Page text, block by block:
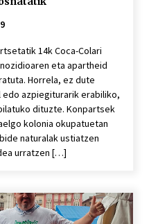
14k Coca-Colari
eta apartheid
Horrela, ez dute
azpiegiturarik erabiliko,
dituzte. Konpartsek
kolonia okupatuetan
naturalak ustiatzen
urratzen […]